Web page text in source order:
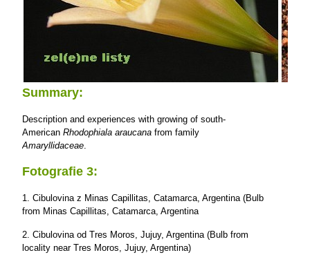
Summary:
Description and experiences with growing of south-
American Rhodophiala araucana from family
Amaryllidaceae.
Fotografie 3:
1. Cibulovina z Minas Capillitas, Catamarca, Argentina (Bulb
from Minas Capillitas, Catamarca, Argentina
2. Cibulovina od Tres Moros, Jujuy, Argentina (Bulb from
locality near Tres Moros, Jujuy, Argentina)